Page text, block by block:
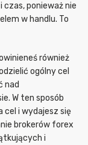
ponieważ nie
w handlu. To
również
ogólny cel
nad
W ten sposób
cel i wydajesz się
brokerów forex
i